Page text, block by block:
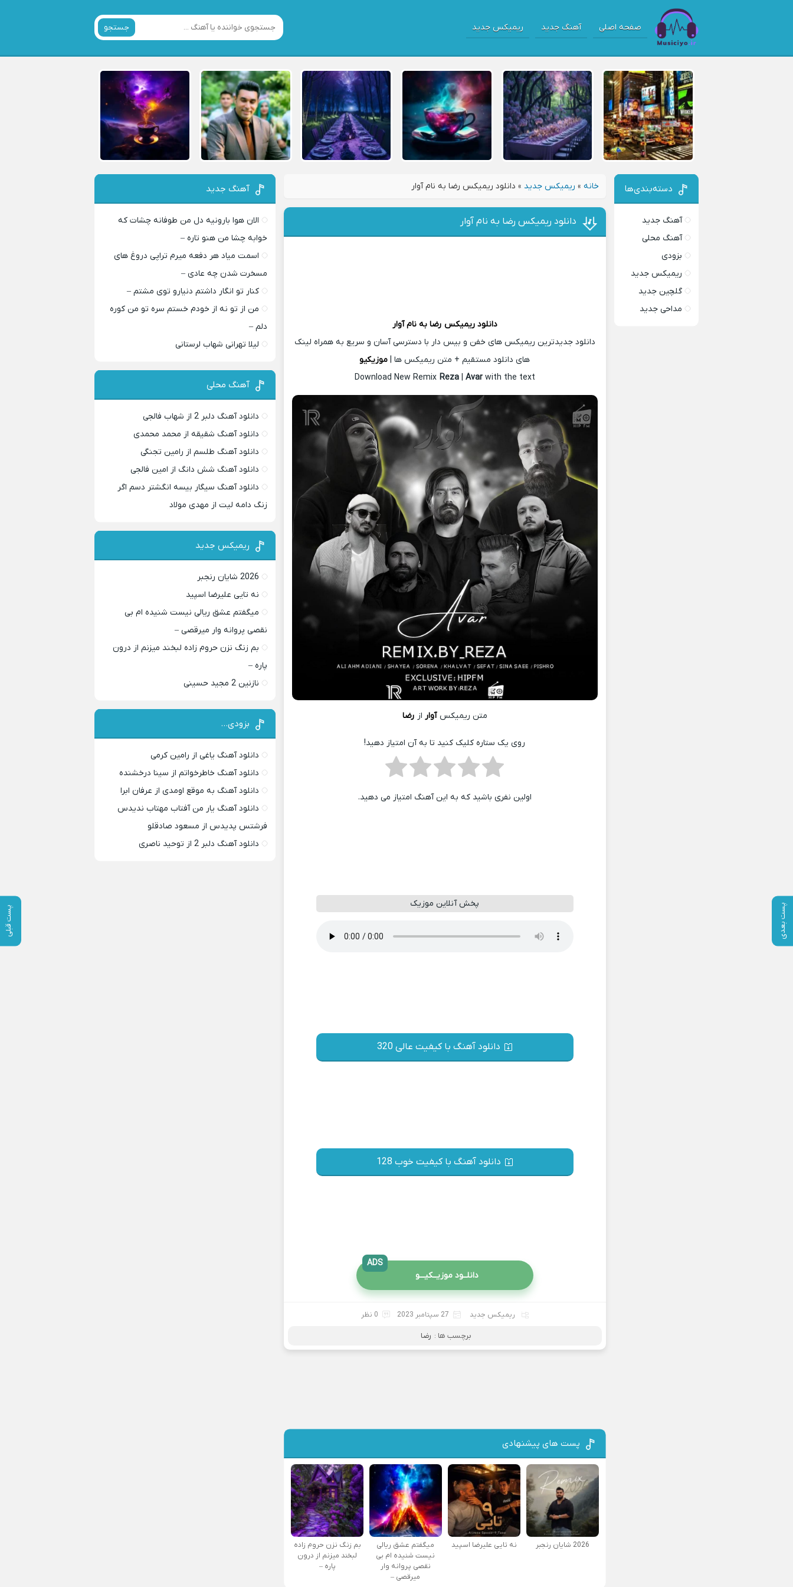
صفحه اصلی آهنگ جدید ریمیکس جدید جستجو
خانه » ریمیکس جدید » دانلود ریمیکس رضا به نام آوار
پست بعدی پست قبلی
دانلود ریمیکس رضا به نام آوار
دانلود ریمیکس رضا به نام آوار
دانلود جدیدترین ریمیکس های خفن و بیس دار با دسترسی آسان و سریع به همراه لینک
های دانلود مستقیم + متن ریمیکس ها | موزیکیو
Download New Remix Reza| Avar with the text
متن ریمیکس آوار از رضا
روی یک ستاره کلیک کنید تا به آن امتیاز دهید!
اولین نفری باشید که به این آهنگ امتیاز می دهید.
پخش آنلاین موزیک
دانلود آهنگ با کیفیت عالی 320
دانلود آهنگ با کیفیت خوب 128
دانلــود موزیــکیـــو
ADS
ریمیکس جدید 27 سپتامبر 2023 0 نظر
برچسب ها : رضا
پست های پیشنهادی
2026 شایان رنجبر نه تایی علیرضا اسپید
میگفتم عشق ریالی
نیست شنیده ام بی
نقصی پروانه وار
میرقصی –
بم زنگ نزن حروم زاده
لبخند میزنم از درون
پاره –
دسته‌بندی‌ها
آهنگ جدید
آهنگ محلی
بزودی
ریمیکس جدید
گلچین جدید
مداحی جدید
آهنگ جدید
الان هوا بارونیه دل من طوفانه چشات که
خوابه چشا من هنو تاره –
اسمت میاد هر دفعه میرم تراپی دروغ‌ های
مسخرت شدن چه عادی –
کنار تو انگار داشتم دنیارو توی مشتم –
من از تو نه از خودم خستم سره تو من کوره
دلم –
لیلا تهرانی شهاب لرستانی
آهنگ محلی
دانلود آهنگ دلبر 2 از شهاب فالجی
دانلود آهنگ شقیقه از محمد محمدی
دانلود آهنگ طلسم از رامین تجنگی
دانلود آهنگ شش دانگ از امین فالجی
دانلود آهنگ سیگار بیسه انگشتر دسم اگر
زنگ دامه لیت از مهدی مولاد
ریمیکس جدید
2026 شایان رنجبر
نه تایی علیرضا اسپید
میگفتم عشق ریالی نیست شنیده ام بی
نقصی پروانه وار میرقصی –
بم زنگ نزن حروم زاده لبخند میزنم از درون
پاره –
نازنین 2 مجید حسینی
بزودی…
دانلود آهنگ یاغی از رامین کرمی
دانلود آهنگ خاطرخواتم از سینا درخشنده
دانلود آهنگ به موقع اومدی از عرفان ابرا
دانلود آهنگ یار من آفتاب مهتاب ندیدس
فرشتس پدیدس از مسعود صادقلو
دانلود آهنگ دلبر 2 از توحید ناصری